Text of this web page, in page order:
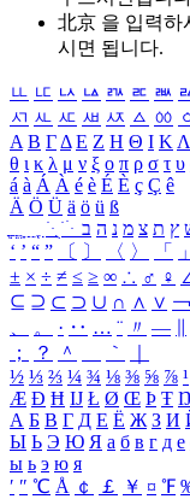
北京 을 입력하
시면 됩니다.
ㅥ ㅦ ㅧ ㅨ ㅩ ㅪ ㅫ
ㅺ ㅻ ㅼ ㅽ ㅾ ㅿ ㆀ
Α Β ΓΔ Ε Ζ Η Θ Ι ΚΛ
θ ι κ λ μ ν ξ ο π ρ σ τ υ
á à Á À é è É È ç Ç ê
Ä Ö Ü ä ö ü ß
ִֶֹ ֻּ ׁׂ ץ ת צ מ נ ה ב
‘ ’ “ ” 〔 〕 〈 〉 「 」
± × ÷ ≠ ≤ ≥ ∞ ∴ ♂ ♀
⊆ ⊇ ⊂ ⊃ ∪ ∩ ∧ ∨ ￢
、
。 · ‥ … ¨ 〃 ―
；
？ ＾ ｀
½ ⅓ ⅔ ¼ ¾ ⅛ ⅜ ⅝ ⅞ ¹
Æ Ð Ħ Ĳ Ł Ø Œ Þ Ŧ Ŋ
А Б В Г Д Е Ё Ж З И
Ы Ь Э Ю Я а б в г д е
ы ь э ю я
′ ″ ℃ Å ￠ ￡ ￥ ¤ ℉